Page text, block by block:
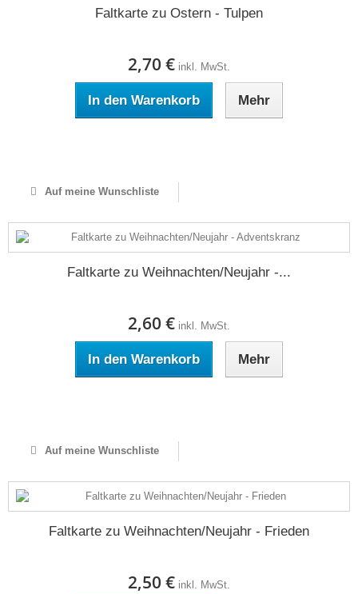
Faltkarte zu Ostern - Tulpen
2,70 € inkl. MwSt.
In den Warenkorb Mehr
Auf meine Wunschliste
Faltkarte zu Weihnachten/Neujahr -...
2,60 € inkl. MwSt.
In den Warenkorb Mehr
Auf meine Wunschliste
Faltkarte zu Weihnachten/Neujahr - Frieden
2,50 € inkl. MwSt.